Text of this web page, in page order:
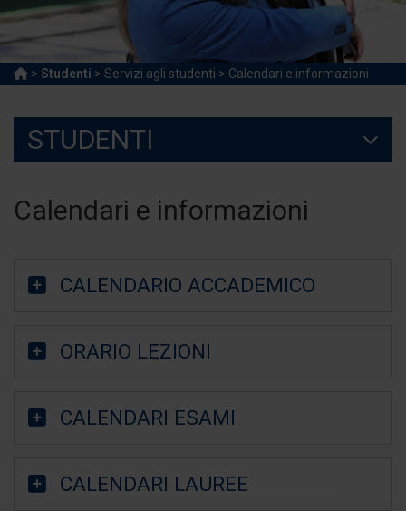
> Studenti > Servizi agli studenti > Calendari e informazioni
STUDENTI
Calendari e informazioni
CALENDARIO ACCADEMICO
ORARIO LEZIONI
CALENDARI ESAMI
CALENDARI LAUREE